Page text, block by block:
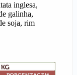
inglesa,
galinha,
soja, rim